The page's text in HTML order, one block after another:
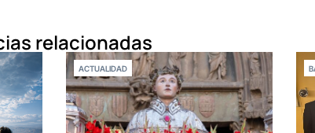
relacionadas
ACTUALIDAD